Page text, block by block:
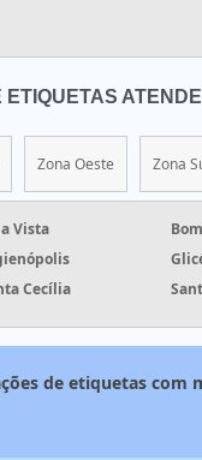
ETIQUETAS
Zona Oeste Zona
Vista
Cecília
de etiquetas com